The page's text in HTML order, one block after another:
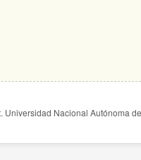
Nacional Autónoma